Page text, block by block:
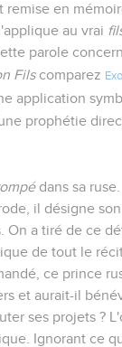
remise en
au vrai
parole
Filscomparez
application
prophétie
dans sa
il désigne
On a tiré de ce
de tout le
ce prince
et aurait-il
ses projets ?
Ignorant ce